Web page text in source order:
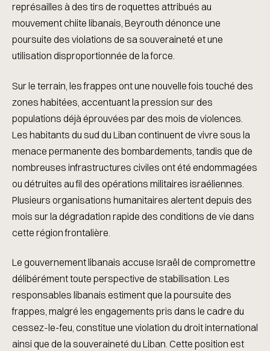
représailles à des tirs de roquettes attribués au
mouvement chiite libanais, Beyrouth dénonce une
poursuite des violations de sa souveraineté et une
utilisation disproportionnée de la force.
Sur le terrain, les frappes ont une nouvelle fois touché des
zones habitées, accentuant la pression sur des
populations déjà éprouvées par des mois de violences.
Les habitants du sud du Liban continuent de vivre sous la
menace permanente des bombardements, tandis que de
nombreuses infrastructures civiles ont été endommagées
ou détruites au fil des opérations militaires israéliennes.
Plusieurs organisations humanitaires alertent depuis des
mois sur la dégradation rapide des conditions de vie dans
cette région frontalière.
Le gouvernement libanais accuse Israël de compromettre
délibérément toute perspective de stabilisation. Les
responsables libanais estiment que la poursuite des
frappes, malgré les engagements pris dans le cadre du
cessez-le-feu, constitue une violation du droit international
ainsi que de la souveraineté du Liban. Cette position est